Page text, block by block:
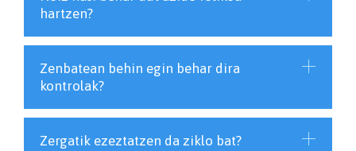
hartzen?
Zenbatean behin egin behar dira
kontrolak?
Zergatik ezeztatzen da ziklo bat?